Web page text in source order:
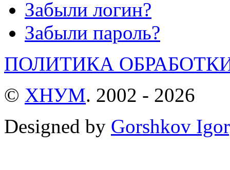
Забыли логин?
Забыли пароль?
ПОЛИТИКА
© ХНУМ. 2002 - 2026
Designed by Gorshkov Igor